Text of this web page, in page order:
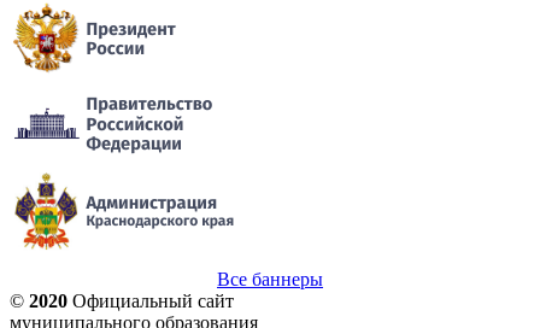
Все баннеры
© 2020 Официальный сайт
муниципального образования